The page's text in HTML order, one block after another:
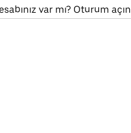
var mı? Oturum açın